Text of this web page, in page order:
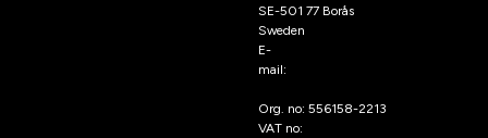
SE-501 77 Borås
Sweden
E-
mail:
Org. no: 556158-2213
VAT no: